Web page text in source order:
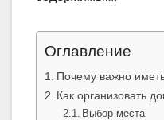
Оглавление
Почему важно
Как организовать
Выбор места